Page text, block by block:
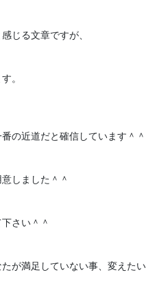
じる文章ですが、
。
の近道だと確信しています＾＾
しました＾＾
さい＾＾
が満足していない事、変えたい